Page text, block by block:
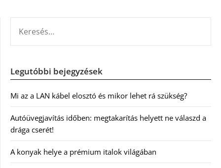
Legutóbbi bejegyzések
Mi az a LAN kábel elosztó és mikor lehet rá szükség?
Autóüvegjavítás időben: megtakarítás helyett ne válaszd a
drága cserét!
A konyak helye a prémium italok világában